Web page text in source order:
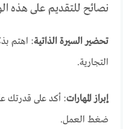
نصائح للتقديم على هذه
تحضير السيرة الذاتية: اهتم
التجارية.
إبراز المهارات: أكد على قدرتك
ضغط العمل.